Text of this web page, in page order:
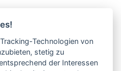
Technologien von
stetig zu
der Interessen